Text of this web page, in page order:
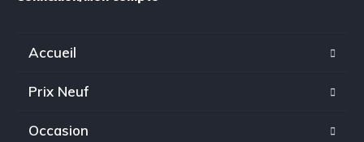
Accueil
Prix Neuf
Occasion